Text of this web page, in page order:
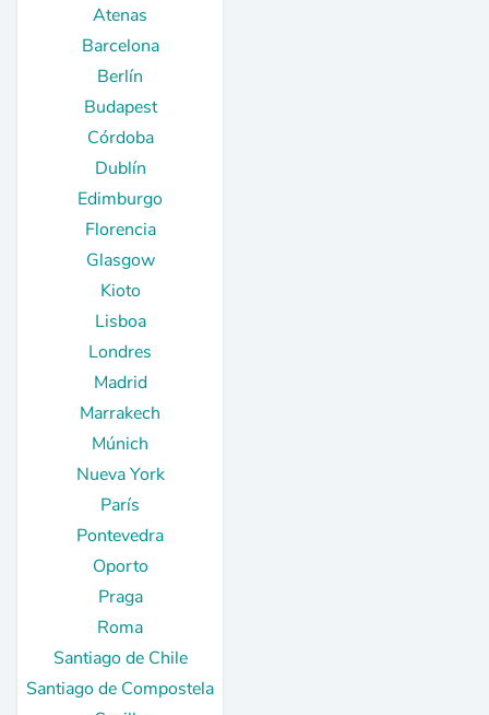
Atenas
Barcelona
Berlín
Budapest
Córdoba
Dublín
Edimburgo
Florencia
Glasgow
Kioto
Lisboa
Londres
Madrid
Marrakech
Múnich
Nueva York
París
Pontevedra
Oporto
Praga
Roma
Santiago de Chile
Santiago de Compostela